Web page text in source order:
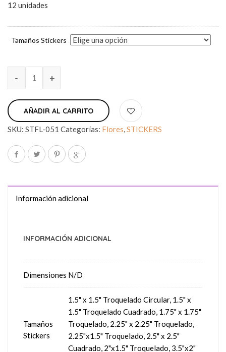
12 unidades
Tamaños Stickers
AÑADIR AL CARRITO
SKU: STFL-051 Categorías: Flores,STICKERS
Información adicional
INFORMACIÓN ADICIONAL
Dimensiones N/D
Tamaños
Stickers
1.5" x 1.5" Troquelado Circular, 1.5" x
1.5" Troquelado Cuadrado, 1.75" x 1.75"
Troquelado, 2.25" x 2.25" Troquelado,
2.25"x1.5" Troquelado, 2.5" x 2.5"
Cuadrado, 2"x1.5" Troquelado, 3.5"x2"